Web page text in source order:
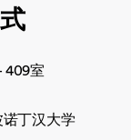
- 409室
诺丁汉大学